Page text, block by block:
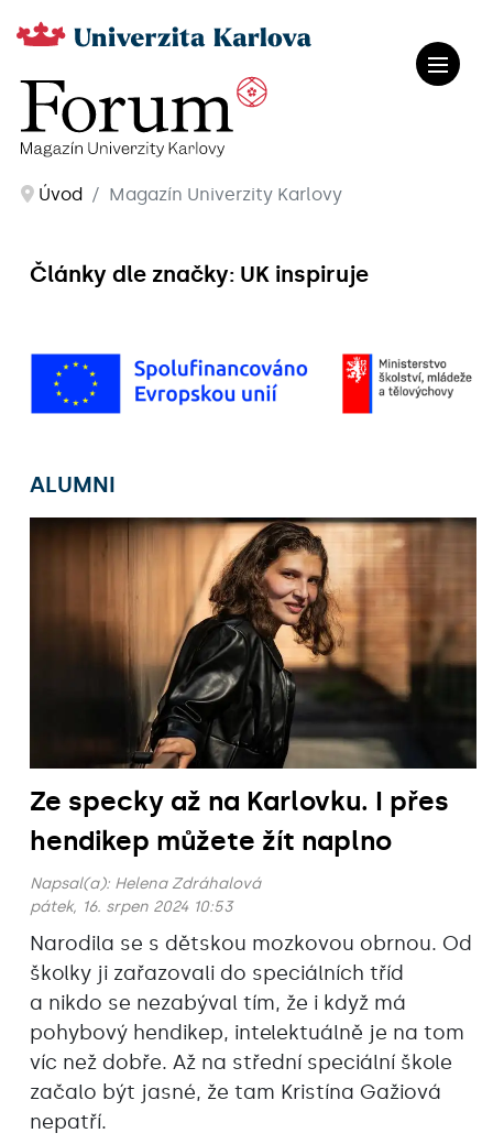
Úvod Magazín Univerzity Karlovy
Články dle značky: UK inspiruje
ALUMNI
Ze specky až na Karlovku. I přes
hendikep můžete žít naplno
Napsal(a): Helena Zdráhalová
pátek, 16. srpen 2024 10:53
Narodila se s dětskou mozkovou obrnou. Od
školky ji zařazovali do speciálních tříd
a nikdo se nezabýval tím, že i když má
pohybový hendikep, intelektuálně je na tom
víc než dobře. Až na střední speciální škole
začalo být jasné, že tam Kristína Gažiová
nepatří.